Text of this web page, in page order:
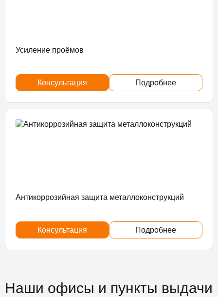
Усиление проёмов
Консультация Подробнее
Антикоррозийная защита металлоконструкций
Консультация Подробнее
Наши офисы и пункты выдачи